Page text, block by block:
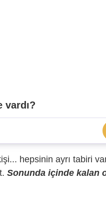
vardı?
hepsinin ayrı tabiri
Sonunda içinde kalan